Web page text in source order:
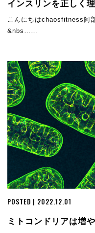
インスリンを正しく
こんにちはchaosfitness阿
&nbs……
POSTED | 2022.12.01
ミトコンドリアは増や